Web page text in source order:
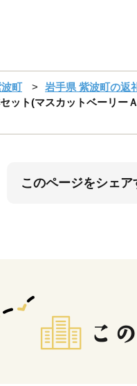
町
岩手県 紫波町の返
ット(マスカットベーリ
このページをシェア